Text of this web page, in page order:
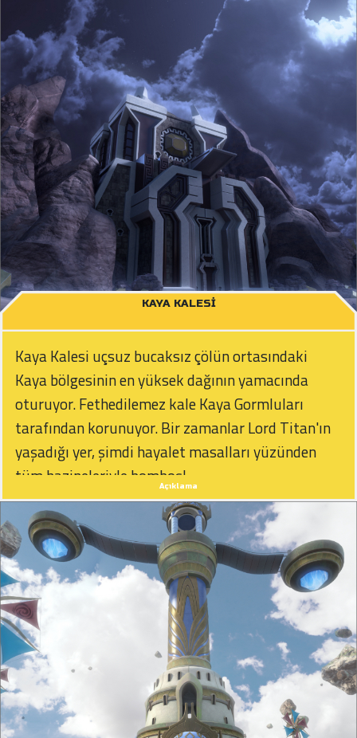
KAYA KALESI
Kaya Kalesi uçsuz bucaksız çölün ortasındaki
Kaya bölgesinin en yüksek dağının yamacında
oturuyor. Fethedilemez kale Kaya Gormluları
tarafından korunuyor. Bir zamanlar Lord Titan'ın
yaşadığı yer, şimdi hayalet masalları yüzünden
tüm hazineleriyle bomboş!
Açıklama